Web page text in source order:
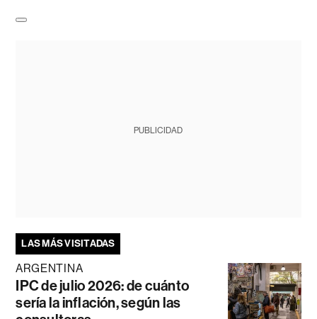
PUBLICIDAD
LAS MÁS VISITADAS
ARGENTINA
IPC de julio 2026: de cuánto
sería la inflación, según las